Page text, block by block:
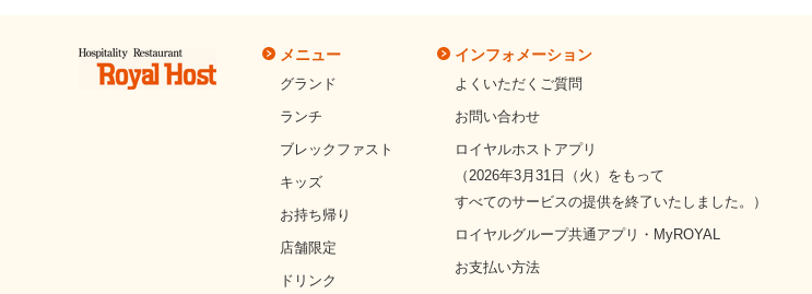
メニュー
グランド
ランチ
ブレックファスト
キッズ
お持ち帰り
店舗限定
ドリンク
インフォメーション
よくいただくご質問
お問い合わせ
ロイヤルホストアプリ
（2026年3月31日（火）をもって
すべてのサービスの提供を終了いたしました。）
ロイヤルグループ共通アプリ・MyROYAL
お支払い方法